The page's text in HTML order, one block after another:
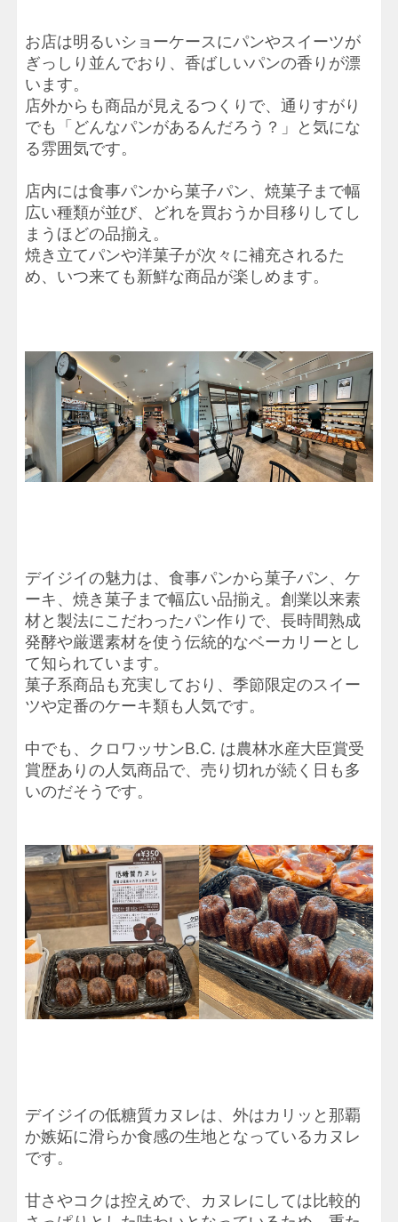
お店は明るいショーケースにパンやスイーツが
ぎっしり並んでおり、香ばしいパンの香りが漂
います。
店外からも商品が見えるつくりで、通りすがり
でも「どんなパンがあるんだろう？」と気にな
る雰囲気です。
店内には食事パンから菓子パン、焼菓子まで幅
広い種類が並び、どれを買おうか目移りしてし
まうほどの品揃え。
焼き立てパンや洋菓子が次々に補充されるた
め、いつ来ても新鮮な商品が楽しめます。
デイジイの魅力は、食事パンから菓子パン、ケ
ーキ、焼き菓子まで幅広い品揃え。創業以来素
材と製法にこだわったパン作りで、長時間熟成
発酵や厳選素材を使う伝統的なベーカリーとし
て知られています。
菓子系商品も充実しており、季節限定のスイー
ツや定番のケーキ類も人気です。
中でも、クロワッサンB.C. は農林水産大臣賞受
賞歴ありの人気商品で、売り切れが続く日も多
いのだそうです。
デイジイの低糖質カヌレは、外はカリッと那覇
か嫉妬に滑らか食感の生地となっているカヌレ
です。
甘さやコクは控えめで、カヌレにしては比較的